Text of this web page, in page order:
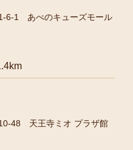
6-1 あべのキューズモール
48 天王寺ミオ プラザ館